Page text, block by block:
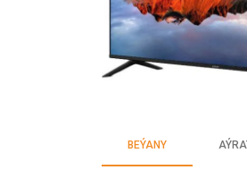
BEÝANY